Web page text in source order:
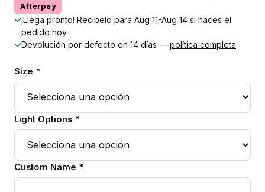
Afterpay
✓¡Llega pronto! Recíbelo para Aug 11-Aug 14 si haces el
pedido hoy
✓Devolución por defecto en 14 días — política completa
Size *
Light Options *
Custom Name *